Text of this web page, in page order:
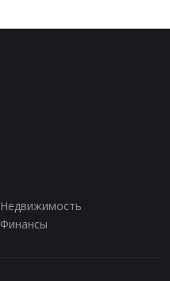
Недвижимость
Финансы